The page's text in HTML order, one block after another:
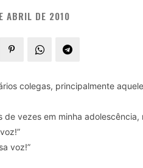
ABRIL DE 2010
colegas, principalmente
de vezes em minha
voz!”